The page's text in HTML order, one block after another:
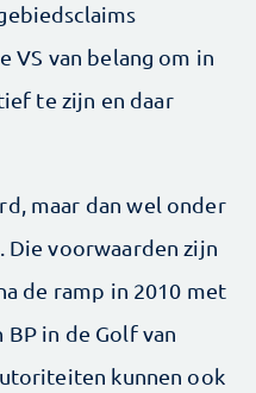
VS van belang om in
te zijn en daar
maar dan wel onder
Die voorwaarden zijn
de ramp in 2010 met
in de Golf van
kunnen ook